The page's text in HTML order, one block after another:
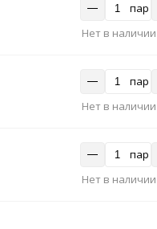
пар
Нет в наличии
пар
Нет в наличии
пар
Нет в наличии